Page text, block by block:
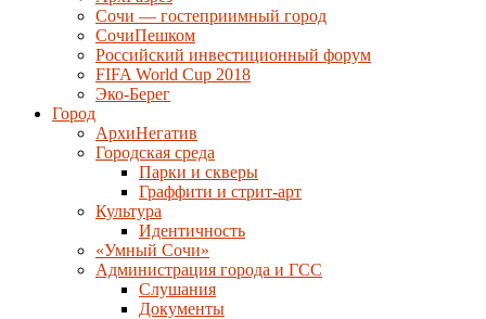
Сочи — гостеприимный город
СочиПешком
Российский инвестиционный форум
FIFA World Cup 2018
Эко-Берег
Город
АрхиНегатив
Городская среда
Парки и скверы
Граффити и стрит-арт
Культура
Идентичность
«Умный Сочи»
Администрация города и ГСС
Слушания
Документы